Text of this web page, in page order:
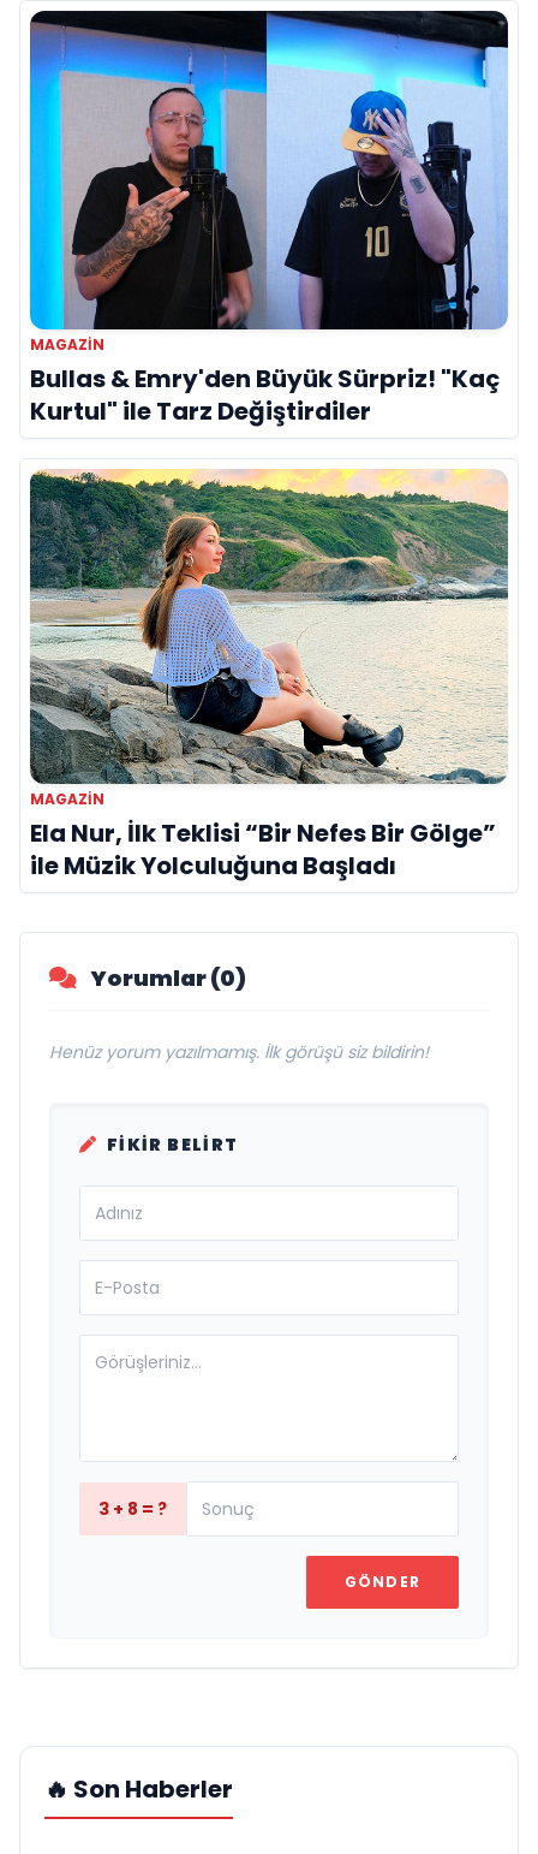
MAGAZIN
Bullas & Emry'den Büyük Sürpriz! "Kaç
Kurtul" ile Tarz Değiştirdiler
MAGAZIN
Ela Nur, İlk Teklisi “Bir Nefes Bir Gölge”
ile Müzik Yolculuğuna Başladı
Yorumlar (0)
Henüz yorum yazılmamış. İlk görüşü siz bildirin!
FIKIR BELIRT
3 + 8 = ?
GÖNDER
🔥 Son Haberler